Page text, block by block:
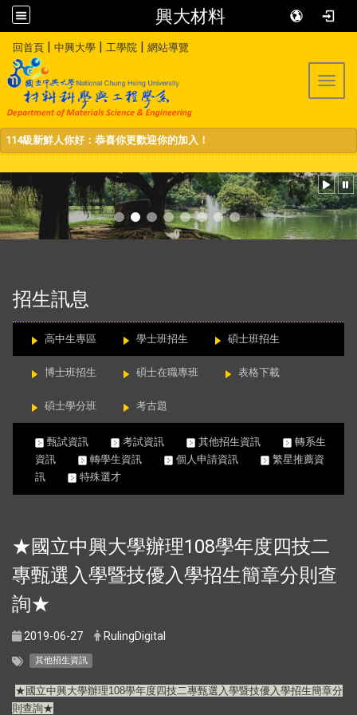
興大材料
回首頁 | 中興大學 | 工學院 | 網站導覽
114級新鮮人你好：恭喜你更歡迎你的加入！
招生訊息
高中生專區 學士班招生 碩士班招生
博士班招生 碩士在職專班 表格下載
碩士學分班 考古題
甄試資訊 考試資訊 其他招生資訊
轉系生
資訊
轉學生資訊 個人申請資訊
繁星推薦資
訊
特殊選才
★國立中興大學辦理108學年度四技二
專甄選入學暨技優入學招生簡章分則查
詢★
2019-06-27 RulingDigital
其他招生資訊
★國立中興大學辦理108學年度四技二專甄選入學暨技優入學招生簡章分
則查詢★